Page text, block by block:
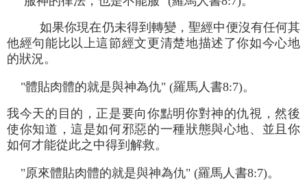
如果你現在仍未得到轉變，聖經中便沒有任何其
他經句能比以上這節經文更清楚地描述了你如今心地
的狀況。
"體貼肉體的就是與神為仇" (羅馬人書8:7)。
我今天的目的，正是要向你點明你對神的仇視，然後
使你知道，這是如何邪惡的一種狀態與心地、並且你
如何才能從此之中得到解救。
"原來體貼肉體的就是與神為仇" (羅馬人書8:7)。